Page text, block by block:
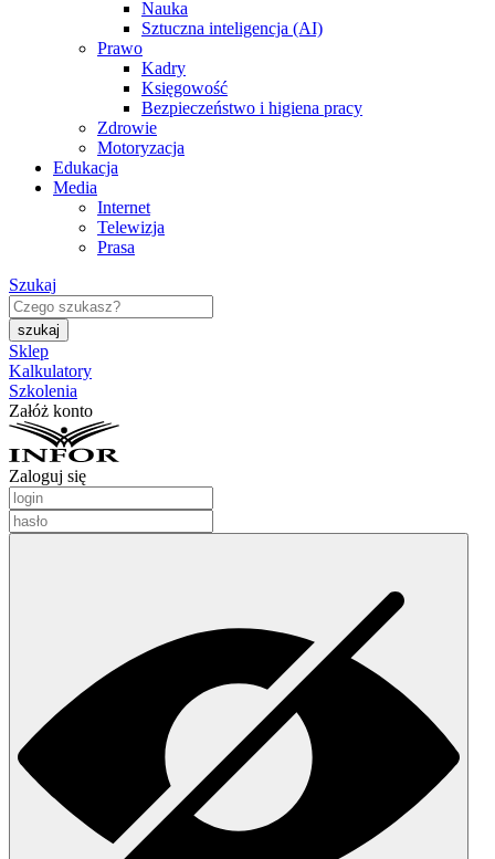
Nauka
Sztuczna inteligencja (AI)
Prawo
Kadry
Księgowość
Bezpieczeństwo i higiena pracy
Zdrowie
Motoryzacja
Edukacja
Media
Internet
Telewizja
Prasa
Szukaj
Sklep
Kalkulatory
Szkolenia
Załóż konto
Zaloguj się